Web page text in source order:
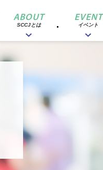
ABOUT
SCCJとは
EVENT
イベント